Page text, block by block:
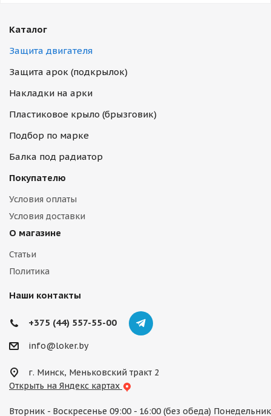
Каталог
Защита двигателя
Защита арок (подкрылок)
Накладки на арки
Пластиковое крыло (брызговик)
Подбор по марке
Балка под радиатор
Покупателю
Условия оплаты
Условия доставки
О магазине
Статьи
Политика
Наши контакты
+375 (44) 557-55-00
info@loker.by
г. Минск, Меньковский тракт 2
Открыть на Яндекс картах
Вторник - Воскресенье 09:00 - 16:00 (без обеда) Понедельник